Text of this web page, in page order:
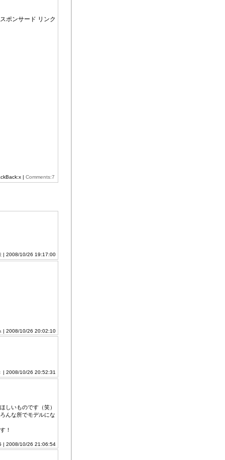
スポンサード リンク
| Comments:7
| 2008/10/26 19:17:00
| 2008/10/26 20:02:10
| 2008/10/26 20:52:31
しいものです（笑）
んな所でモデルにな
！
| 2008/10/26 21:06:54